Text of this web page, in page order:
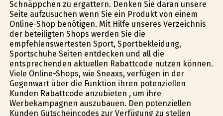
Schnäppchen zu ergattern. Denken Sie daran unsere
Seite aufzusuchen wenn Sie ein Produkt von einem
Online-Shop benötigen. Mit Hilfe unseres Verzeichnis
der beteiligten Shops werden Sie die
empfehlenswertesten Sport, Sportbekleidung,
Sportschuhe Seiten entdecken und all die
entsprechenden aktuellen Rabattcode nutzen können.
Viele Online-Shops, wie Sneaxs, verfügen in der
Gegenwart über die Funktion ihren potenziellen
Kunden Rabattcode anzubieten , um ihre
Werbekampagnen auszubauen. Den potenziellen
Kunden Gutscheincodes zur Verfügung zu stellen